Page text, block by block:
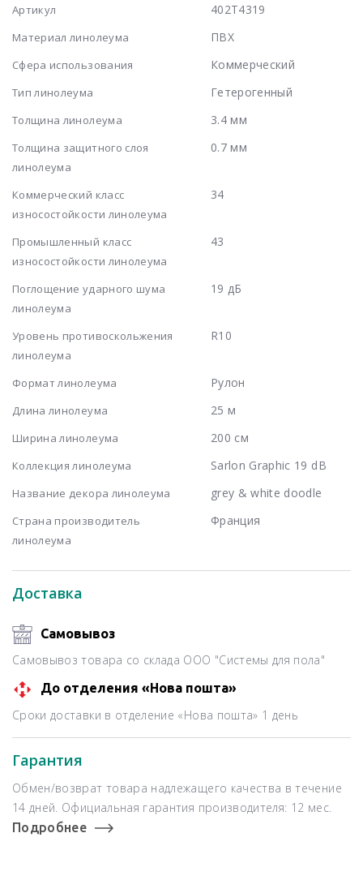
Доставка
Самовывоз
Самовывоз товара со склада ООО "Системы для пола"
До отделения «Нова пошта»
Сроки доставки в отделение «Нова пошта» 1 день
Гарантия
Обмен/возврат товара надлежащего качества в течение
14 дней. Официальная гарантия производителя: 12 мес.
Подробнее
Артикул 402T4319
Материал линолеума ПВХ
Сфера использования Коммерческий
Тип линолеума Гетерогенный
Толщина линолеума 3.4 мм
Толщина защитного слоя
линолеума
0.7 мм
Коммерческий класс
износостойкости линолеума
34
Промышленный класс
износостойкости линолеума
43
Поглощение ударного шума
линолеума
19 дБ
Уровень противоскольжения
линолеума
R10
Формат линолеума Рулон
Длина линолеума 25 м
Ширина линолеума 200 см
Коллекция линолеума Sarlon Graphic 19 dB
Название декора линолеума grey & white doodle
Страна производитель
линолеума
Франция